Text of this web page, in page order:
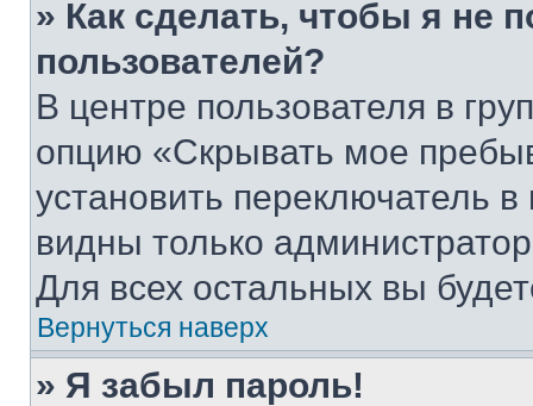
» Как сделать, чтобы я не
пользователей?
В центре пользователя в
опцию «Скрывать мое
установить переключатель
видны только
Для всех остальных вы
Вернуться наверх
» Я забыл пароль!